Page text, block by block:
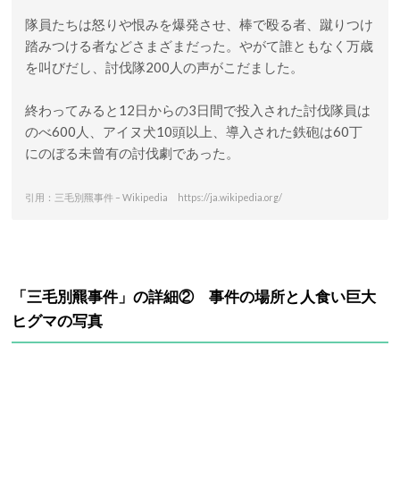
隊員たちは怒りや恨みを爆発させ、棒で殴る者、蹴りつけ
踏みつける者などさまざまだった。やがて誰ともなく万歳
を叫びだし、討伐隊200人の声がこだました。
終わってみると12日からの3日間で投入された討伐隊員は
のべ600人、アイヌ犬10頭以上、導入された鉄砲は60丁
にのぼる未曾有の討伐劇であった。
引用：三毛別羆事件 – Wikipedia https://ja.wikipedia.org/
「三毛別羆事件」の詳細② 事件の場所と人食い巨大
ヒグマの写真